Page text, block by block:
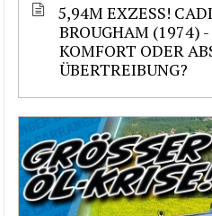
5,94M EXZESS!
BROUGHAM (1974)
KOMFORT ODER
ÜBERTREIBUNG?